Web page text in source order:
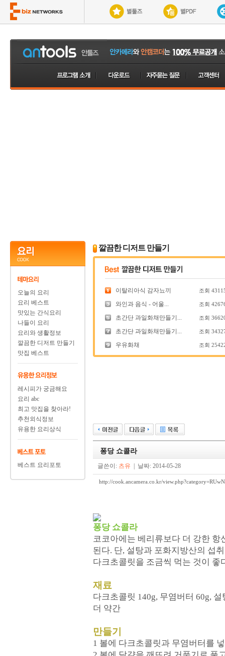
오늘의 요리
요리 베스트
맛있는 간식요리
나들이 요리
요리와 생활정보
깔끔한 디저트 만들기
맛집 베스트
레시피가 궁금해요
요리 abc
최고 맛집을 찾아라!
추천외식정보
유용한 요리상식
베스트 요리포토
깔끔한 디저트 만들기
이탈리아식 감자뇨끼 조회
와인과 음식 - 어울... 조회
초간단 과일화채만들기... 조회
초간단 과일화채만들기... 조회
우유화채 조회
퐁당 쇼콜라
글쓴이: 츠유 | 날짜: 2014-05-28
http://cook.ancamera.co.kr/
퐁당 쇼콜라
코코아에는 베리류보다 더 강한
된다. 단, 설탕과 포화지방산의 섭
다크초콜릿을 조금씩 먹는 것이 좋
재료
다크초콜릿 140g, 무염버터 60g,
더 약간
만들기
1 볼에 다크초콜릿과 무염버터를